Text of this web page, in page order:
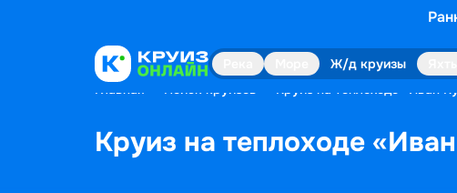
Ж/д круизы
Главная Поиск круизов Круиз на теплоходе «Иван
Круиз на теплоходе